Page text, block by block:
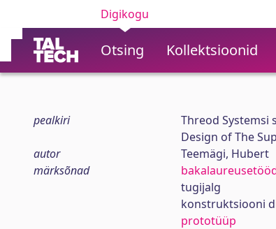
Digikogu
Otsing Kollektsioonid
pealkiri
Threod Systemsi
Design of The
autor
Teemägi, Hubert
märksõnad
tugijalg
konstruktsiooni
prototüüp